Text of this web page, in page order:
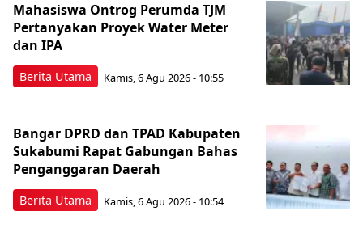
Berita Utama
Mahasiswa Ontrog Perumda TJM
Pertanyakan Proyek Water Meter
dan IPA
Kamis, 6 Agu 2026 - 10:55
Berita Utama
Bangar DPRD dan TPAD Kabupaten
Sukabumi Rapat Gabungan Bahas
Penganggaran Daerah
Kamis, 6 Agu 2026 - 10:54